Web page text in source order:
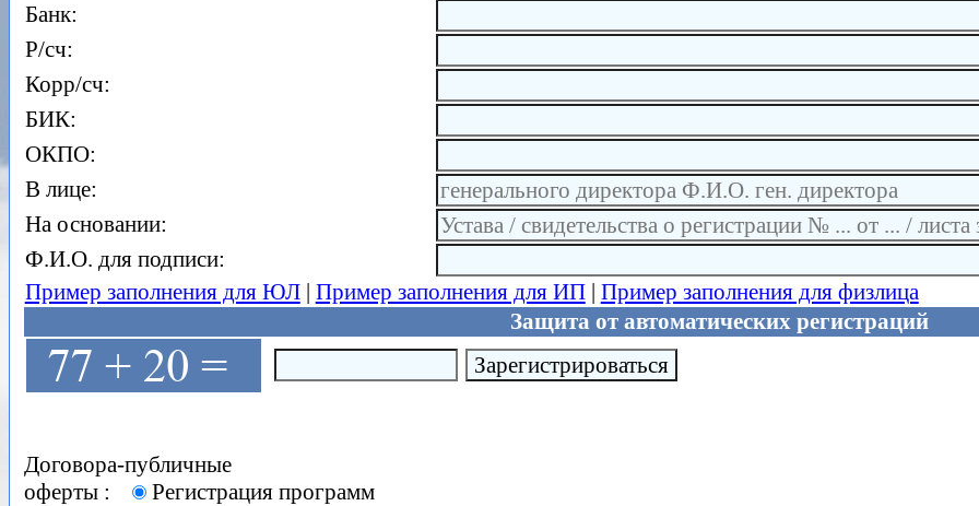
Банк:
Р/сч:
Корр/сч:
БИК:
ОКПО:
В лице:
На основании:
Ф.И.О. для подписи:
Пример заполнения для ЮЛ| Пример заполнения для ИП| Пример заполнения для физлица
Защита от автоматических регистраций
Договора-публичные
оферты : Регистрация программ